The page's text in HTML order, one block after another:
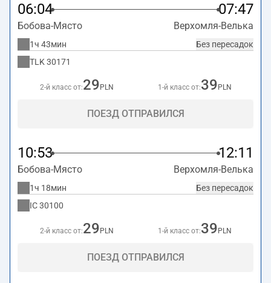
Велька.
06:04 07:47
Бобова-Място Верхомля-Велька
Без пересадок
1ч 43мин
TLK 30171
2-й класс от:29 PLN 1-й класс от:39 PLN
ПОЕЗД ОТПРАВИЛСЯ
10:53 12:11
Бобова-Място Верхомля-Велька
Без пересадок
1ч 18мин
IC30100
2-й класс от:29 PLN 1-й класс от:39 PLN
ПОЕЗД ОТПРАВИЛСЯ